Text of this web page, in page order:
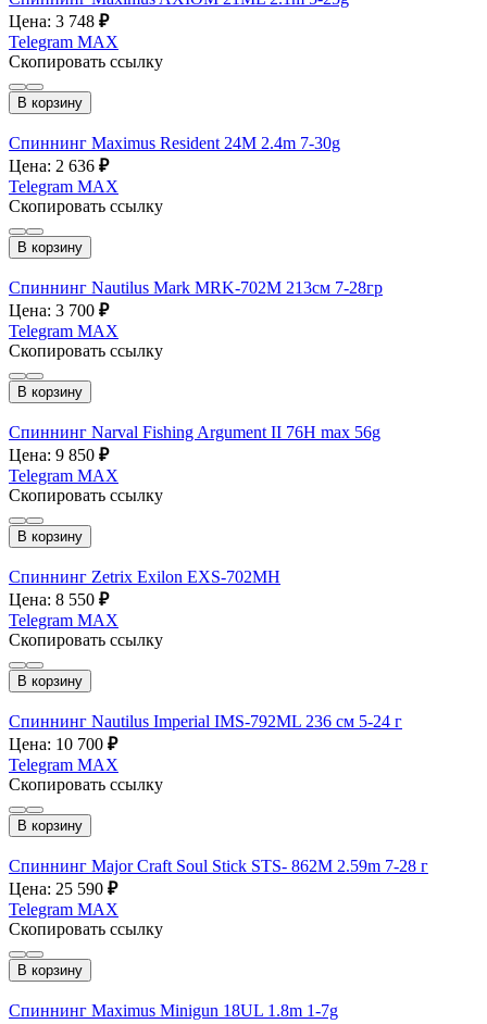
Цена: 3 748 ₽
Telegram MAX
Скопировать ссылку
В корзину
Спиннинг Maximus Resident 24M 2.4m 7-30g
Цена: 2 636 ₽
Telegram MAX
Скопировать ссылку
В корзину
Спиннинг Nautilus Mark MRK-702M 213см 7-28гр
Цена: 3 700 ₽
Telegram MAX
Скопировать ссылку
В корзину
Спиннинг Narval Fishing Argument II 76H max 56g
Цена: 9 850 ₽
Telegram MAX
Скопировать ссылку
В корзину
Спиннинг Zetrix Exilon EXS-702MH
Цена: 8 550 ₽
Telegram MAX
Скопировать ссылку
В корзину
Спиннинг Nautilus Imperial IMS-792ML 236 cм 5-24 г
Цена: 10 700 ₽
Telegram MAX
Скопировать ссылку
В корзину
Спиннинг Major Craft Soul Stick STS- 862M 2.59m 7-28 г
Цена: 25 590 ₽
Telegram MAX
Скопировать ссылку
В корзину
Спиннинг Maximus Minigun 18UL 1.8m 1-7g